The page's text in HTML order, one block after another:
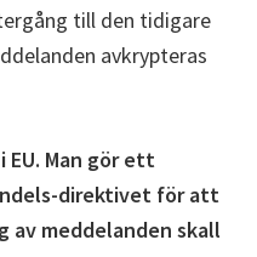
till den tidigare
avkrypteras
EU. Man gör ett
direktivet för att
av meddelanden skall